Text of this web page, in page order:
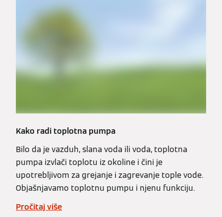
Kako radi toplotna pumpa
Bilo da je vazduh, slana voda ili voda, toplotna
pumpa izvlači toplotu iz okoline i čini je
upotrebljivom za grejanje i zagrevanje tople vode.
Objašnjavamo toplotnu pumpu i njenu funkciju.
Pročitaj više